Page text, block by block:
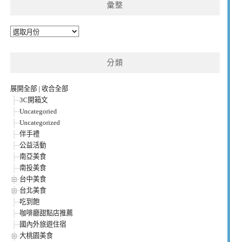
彙整
彙
分類
展開全部 | 收合全部
3C開箱文
Uncategoried
Uncategorized
伴手禮
公益活動
南亞美食
南投美食
台中美食
台北美食
吃到飽
咖啡廳甜點店推薦
國內外旅遊住宿
大桃園美食